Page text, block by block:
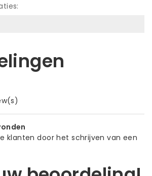
klanten door het schrijven van een